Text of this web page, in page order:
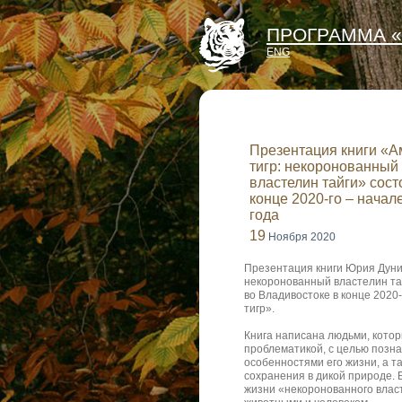
ПРОГРАММА
ENG
Презентация книги
тигр: некоронованный
властелин тайги»
конце 2020-го –
года
19 Ноября 2020
Презентация книги Юрия
некоронованный властелин
во Владивостоке в конце
тигр».
Книга написана людьми,
проблематикой, с целью
особенностями его жизни, а
сохранения в дикой
жизни «некоронованного